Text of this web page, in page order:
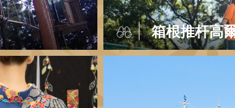
箱根推杆高